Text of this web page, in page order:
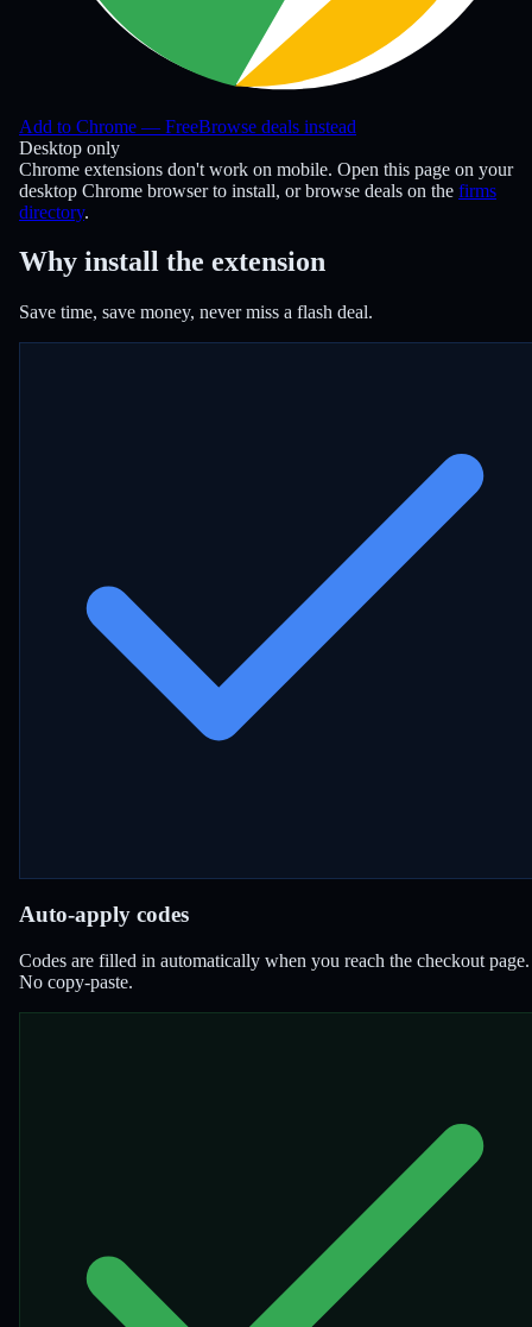
Add to Chrome — FreeBrowse deals instead
Desktop only
Chrome extensions don't work on mobile. Open this page on your
desktop Chrome browser to install, or browse deals on the firms
directory.
Why install the extension
Save time, save money, never miss a flash deal.
Auto-apply codes
Codes are filled in automatically when you reach the checkout page.
No copy-paste.